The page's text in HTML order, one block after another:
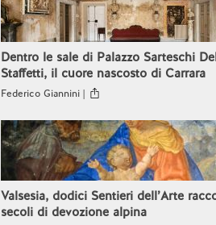
Dentro le sale di Palazzo Sarteschi
Staffetti, il cuore nascosto di Carrara
Federico Giannini |
Valsesia, dodici Sentieri dell’Arte
secoli di devozione alpina